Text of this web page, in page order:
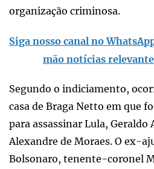
organização criminosa.
Siga nosso canal no
mão notícias
Segundo o indiciamento,
casa de Braga Netto em que
para assassinar Lula,
Alexandre de Moraes. O ex-
Bolsonaro, tenente-coronel